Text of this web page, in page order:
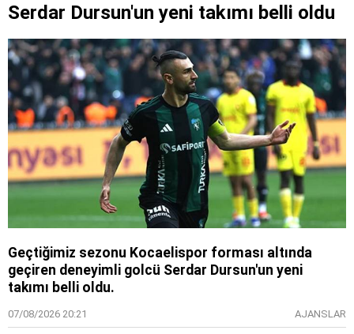
Serdar Dursun'un yeni takımı belli oldu
Geçtiğimiz sezonu Kocaelispor forması altında
geçiren deneyimli golcü Serdar Dursun'un yeni
takımı belli oldu.
07/08/2026 20:21 AJANSLAR